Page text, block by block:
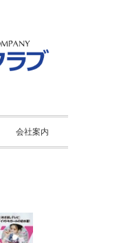
会社案内